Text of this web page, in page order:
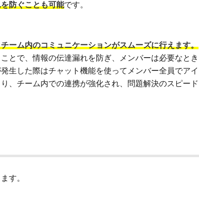
防ぐことも可能です。
ーム内のコミュニケーションがスムーズに行えます。
とで、情報の伝達漏れを防ぎ、メンバーは必要なとき
生した際はチャット機能を使ってメンバー全員でアイ
、チーム内での連携が強化され、問題解決のスピード
す。